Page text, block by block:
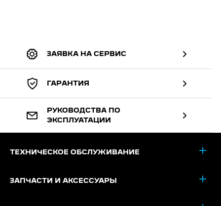
ЗАЯВКА НА СЕРВИС
ГАРАНТИЯ
РУКОВОДСТВА ПО
ЭКСПЛУАТАЦИИ
ТЕХНИЧЕСКОЕ ОБСЛУЖИВАНИЕ
ЗАПЧАСТИ И АКСЕССУАРЫ